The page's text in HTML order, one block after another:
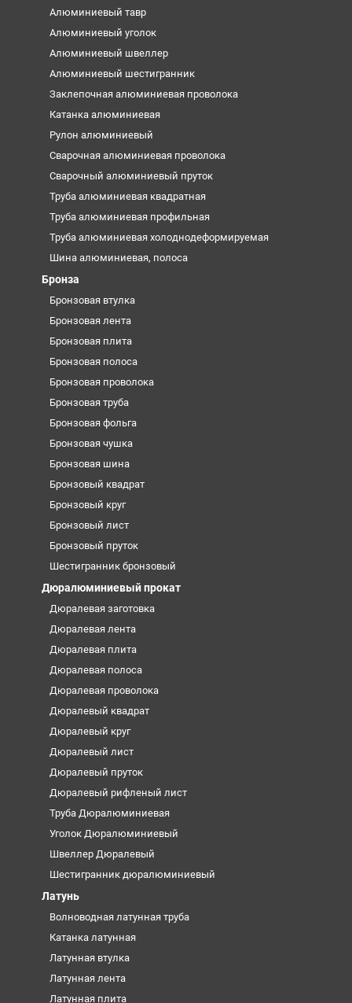
Алюминиевый тавр
Алюминиевый уголок
Алюминиевый швеллер
Алюминиевый шестигранник
Заклепочная алюминиевая проволока
Катанка алюминиевая
Рулон алюминиевый
Сварочная алюминиевая проволока
Сварочный алюминиевый пруток
Труба алюминиевая квадратная
Труба алюминиевая профильная
Труба алюминиевая холоднодеформируемая
Шина алюминиевая, полоса
Бронза
Бронзовая втулка
Бронзовая лента
Бронзовая плита
Бронзовая полоса
Бронзовая проволока
Бронзовая труба
Бронзовая фольга
Бронзовая чушка
Бронзовая шина
Бронзовый квадрат
Бронзовый круг
Бронзовый лист
Бронзовый пруток
Шестигранник бронзовый
Дюралюминиевый прокат
Дюралевая заготовка
Дюралевая лента
Дюралевая плита
Дюралевая полоса
Дюралевая проволока
Дюралевый квадрат
Дюралевый круг
Дюралевый лист
Дюралевый пруток
Дюралевый рифленый лист
Труба Дюралюминиевая
Уголок Дюралюминиевый
Швеллер Дюралевый
Шестигранник дюралюминиевый
Латунь
Волноводная латунная труба
Катанка латунная
Латунная втулка
Латунная лента
Латунная плита